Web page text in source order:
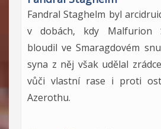
Fandral Staghelm byl
v dobách, kdy Malfurion
bloudil ve Smaragdovém
syna z něj však udělal
vůči vlastní rase i proti
Azerothu.